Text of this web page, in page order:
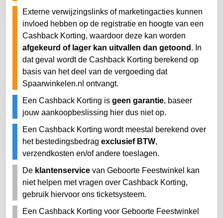
Externe verwijzingslinks of marketingacties kunnen
invloed hebben op de registratie en hoogte van een
Cashback Korting, waardoor deze kan worden
afgekeurd of lager kan uitvallen dan getoond . In
dat geval wordt de Cashback Korting berekend op
basis van het deel van de vergoeding dat
Spaarwinkelen.nl ontvangt.
Een Cashback Korting is geen garantie, baseer
jouw aankoopbeslissing hier dus niet op.
Een Cashback Korting wordt meestal berekend over
het bestedingsbedrag exclusief BTW,
verzendkosten en/of andere toeslagen.
De klantenservice van Geboorte Feestwinkel kan
niet helpen met vragen over Cashback Korting,
gebruik hiervoor ons ticketsysteem.
Een Cashback Korting voor Geboorte Feestwinkel